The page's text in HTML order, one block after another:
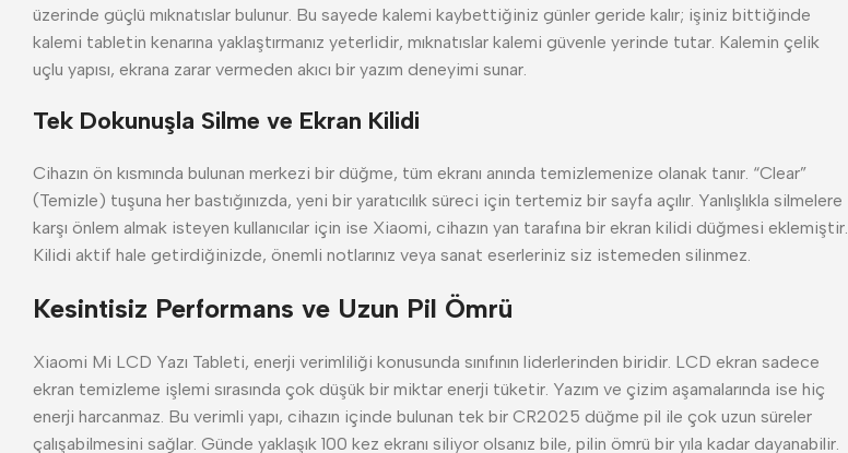
üzerinde güçlü mıknatıslar bulunur. Bu sayede kalemi kaybettiğiniz günler geride kalır; işiniz bittiğinde
kalemi tabletin kenarına yaklaştırmanız yeterlidir, mıknatıslar kalemi güvenle yerinde tutar. Kalemin çelik
uçlu yapısı, ekrana zarar vermeden akıcı bir yazım deneyimi sunar.
Tek Dokunuşla Silme ve Ekran Kilidi
Cihazın ön kısmında bulunan merkezi bir düğme, tüm ekranı anında temizlemenize olanak tanır. “Clear”
(Temizle) tuşuna her bastığınızda, yeni bir yaratıcılık süreci için tertemiz bir sayfa açılır. Yanlışlıkla silmelere
karşı önlem almak isteyen kullanıcılar için ise Xiaomi, cihazın yan tarafına bir ekran kilidi düğmesi eklemiştir.
Kilidi aktif hale getirdiğinizde, önemli notlarınız veya sanat eserleriniz siz istemeden silinmez.
Kesintisiz Performans ve Uzun Pil Ömrü
Xiaomi Mi LCD Yazı Tableti, enerji verimliliği konusunda sınıfının liderlerinden biridir. LCD ekran sadece
ekran temizleme işlemi sırasında çok düşük bir miktar enerji tüketir. Yazım ve çizim aşamalarında ise hiç
enerji harcanmaz. Bu verimli yapı, cihazın içinde bulunan tek bir CR2025 düğme pil ile çok uzun süreler
çalışabilmesini sağlar. Günde yaklaşık 100 kez ekranı siliyor olsanız bile, pilin ömrü bir yıla kadar dayanabilir.